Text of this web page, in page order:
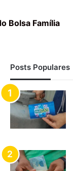
Bolsa Família
Posts Populares